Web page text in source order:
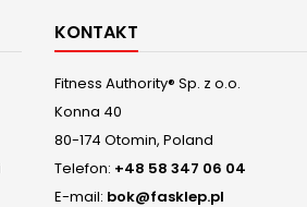
KONTAKT
Fitness Authority® Sp. z o.o.
Konna 40
80-174 Otomin, Poland
Telefon: +48 58 347 06 04
E-mail: bok@fasklep.pl